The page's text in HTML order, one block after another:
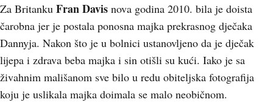
Za Britanku Fran Davis nova godina 2010. bila je doista
čarobna jer je postala ponosna majka prekrasnog dječaka
Dannyja. Nakon što je u bolnici ustanovljeno da je dječak
lijepa i zdrava beba majka i sin otišli su kući. Iako je sa
živahnim mališanom sve bilo u redu obiteljska fotografija
koju je uslikala majka doimala se malo neobičnom.